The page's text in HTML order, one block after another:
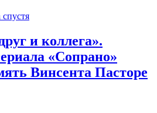
спустя
и коллега».
«Сопрано»
Винсента Пасторе